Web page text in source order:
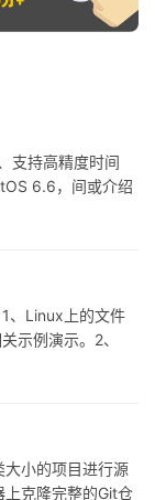
支持高精度时间
6.6，间或介绍
未必同此文章所
、Linux上的文件
示例演示。2、
以下练习： (1)、
小的项目进行源
克隆完整的Git仓